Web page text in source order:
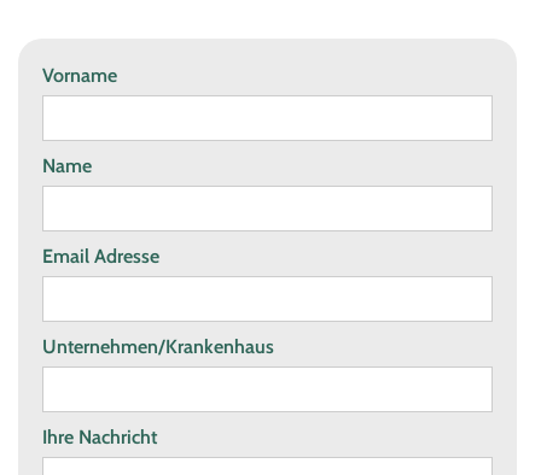
Vorname
Name
Email Adresse
Unternehmen/Krankenhaus
Ihre Nachricht